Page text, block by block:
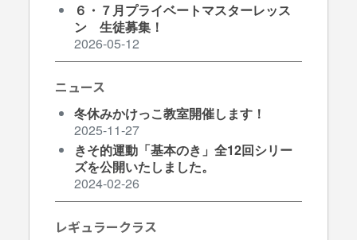
６・７月プライベートマスターレッス
ン 生徒募集！
2026-05-12
ニュース
冬休みかけっこ教室開催します！
2025-11-27
きそ的運動「基本のき」全12回シリー
ズを公開いたしました。
2024-02-26
レギュラークラス